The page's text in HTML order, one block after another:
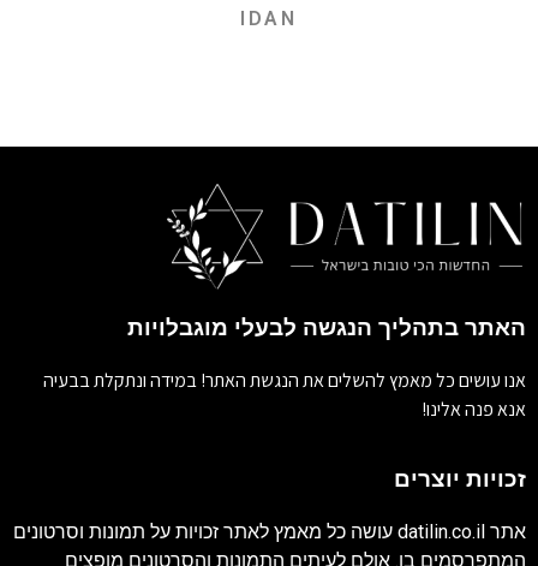
IDAN
האתר בתהליך הנגשה לבעלי מוגבלויות
אנו עושים כל מאמץ להשלים את הנגשת האתר! במידה ונתקלת בבעיה
אנא פנה אלינו!
זכויות יוצרים
אתר datilin.co.il עושה כל מאמץ לאתר זכויות על תמונות וסרטונים
המתפרסמים בו. אולם לעיתים התמונות והסרטונים מופצים